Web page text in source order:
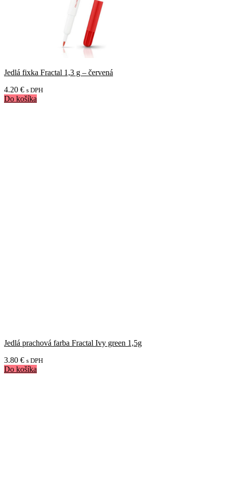
Jedlá fixka Fractal 1,3 g – červená
4.20 € s DPH
Do košíka
Jedlá prachová farba Fractal Ivy green 1,5g
3.80 € s DPH
Do košíka